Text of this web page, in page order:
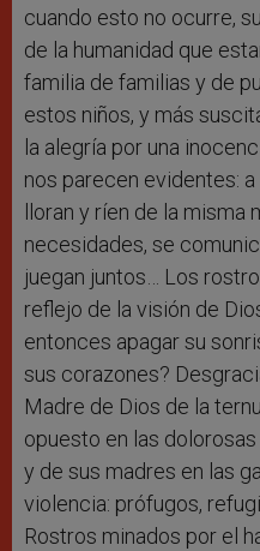
cuando esto no ocurre,
de la humanidad que
familia de familias y de
estos niños, y más
la alegría por una
nos parecen evidentes:
lloran y ríen de la misma
necesidades, se
juegan juntos… Los
reflejo de la visión de
entonces apagar su
sus corazones?
Madre de Dios de la
opuesto en las
y de sus madres en las
violencia: prófugos,
Rostros minados por el